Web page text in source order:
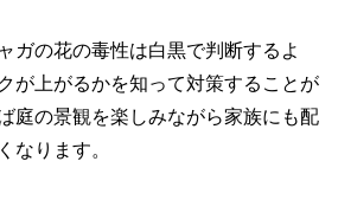
ガの花の毒性は白黒で判断するよ
が上がるかを知って対策することが
庭の景観を楽しみながら家族にも配
なります。